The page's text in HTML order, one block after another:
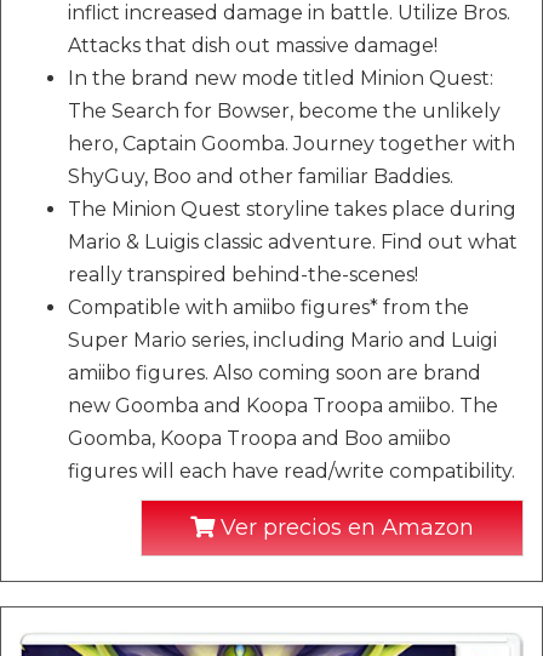
inflict increased damage in battle. Utilize Bros.
Attacks that dish out massive damage!
In the brand new mode titled Minion Quest:
The Search for Bowser, become the unlikely
hero, Captain Goomba. Journey together with
ShyGuy, Boo and other familiar Baddies.
The Minion Quest storyline takes place during
Mario & Luigis classic adventure. Find out what
really transpired behind-the-scenes!
Compatible with amiibo figures* from the
Super Mario series, including Mario and Luigi
amiibo figures. Also coming soon are brand
new Goomba and Koopa Troopa amiibo. The
Goomba, Koopa Troopa and Boo amiibo
figures will each have read/write compatibility.
Ver precios en Amazon